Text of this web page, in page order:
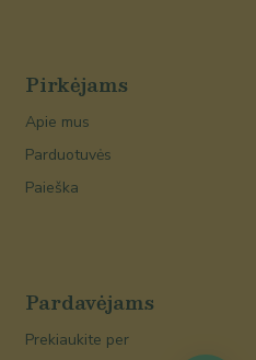
Pirkėjams
Apie mus
Parduotuvės
Paieška
Pardavėjams
Prekiaukite per